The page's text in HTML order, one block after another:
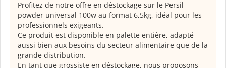
Profitez de notre offre en déstockage sur le Persil
powder universal 100w au format 6,5kg, idéal pour les
professionnels exigeants.
Ce produit est disponible en palette entière, adapté
aussi bien aux besoins du secteur alimentaire que de la
grande distribution.
En tant que grossiste en déstockage, nous proposons